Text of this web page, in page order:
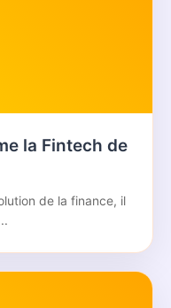
la Fintech de
de la finance, il